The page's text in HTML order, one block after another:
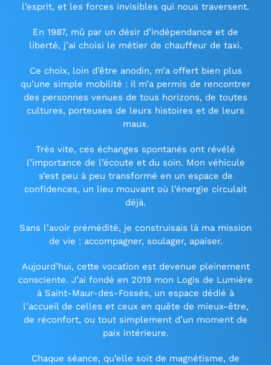
l’esprit, et les forces invisibles qui nous traversent.
En 1987, mû par un désir d’indépendance et de
liberté, j’ai choisi le métier de chauffeur de taxi.
Ce choix, loin d’être anodin, m’a offert bien plus
qu’une simple mobilité : il m’a permis de rencontrer
des personnes venues de tous horizons, de toutes
cultures, porteuses de leurs histoires et de leurs
maux.
Très vite, ces échanges spontanés ont révélé
l’importance de l’écoute et du soin. Mon véhicule
s’est peu à peu transformé en un espace de
confidences, un lieu mouvant où l’énergie circulait
déjà.
Sans l’avoir prémédité, je construisais là ma mission
de vie : accompagner, soulager, apaiser.
Aujourd’hui, cette vocation est devenue pleinement
consciente. J’ai fondé en 2019 mon Logis de Lumière
à Saint-Maur-des-Fossés, un espace dédié à
l’accueil de celles et ceux en quête de mieux-être,
de réconfort, ou tout simplement d’un moment de
paix intérieure.
Chaque séance, qu’elle soit de magnétisme, de